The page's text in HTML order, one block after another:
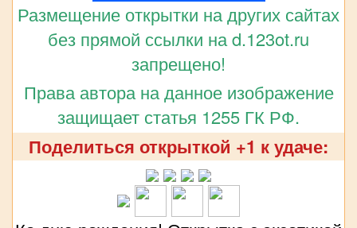
Размещение открытки на других сайтах
без прямой ссылки на d.123ot.ru
запрещено!
Права автора на данное изображение
защищает статья 1255 ГК РФ.
Поделиться открыткой +1 к удаче: